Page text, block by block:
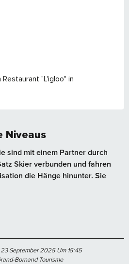
"L'igloo" in
Niveaus
sind mit einem Partner durch
Skier verbunden und fahren
die Hänge hinunter. Sie
September 2025 Um 15:45
Bornand Tourisme